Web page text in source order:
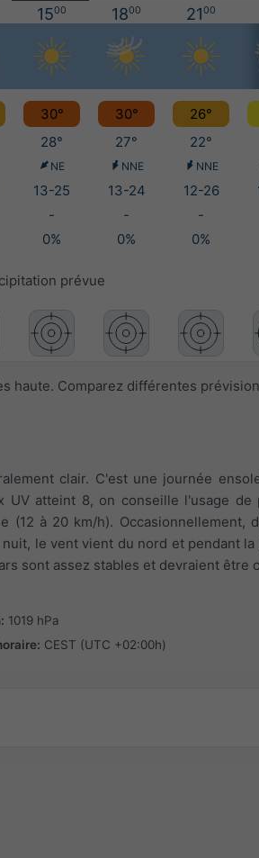
1500 1800 2100
30° 30° 26°
28° 27° 22°
NE NNE NNE
13-25 13-24 12-26
- - -
0% 0% 0%
prévue
haute. Comparez différentes
clair. C'est une journée
UV atteint 8, on conseille l'usage de
à 20 km/h). Occasionnellement,
le vent vient du nord et pendant
sont assez stables et devraient être
1019 hPa
CEST (UTC +02:00h)